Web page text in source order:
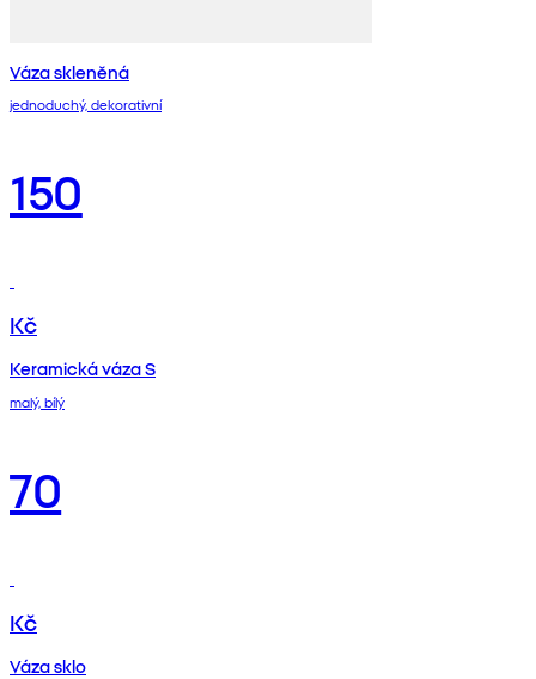
Váza skleněná
jednoduchý, dekorativní
150
Kč
Keramická váza S
malý, bílý
70
Kč
Váza sklo